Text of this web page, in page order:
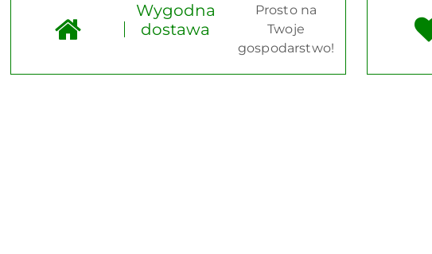
Wygodna
dostawa
Prosto na
Twoje
gospodarstwo!